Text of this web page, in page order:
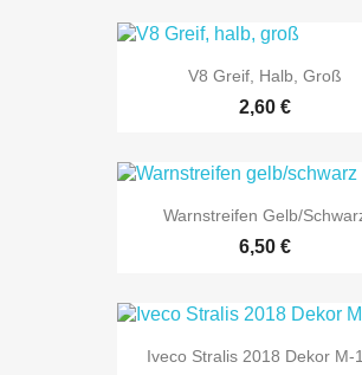
V8 Greif, Halb, Groß
2,60 €
Warnstreifen Gelb/
6,50 €
Iveco Stralis 2018 Dekor M-